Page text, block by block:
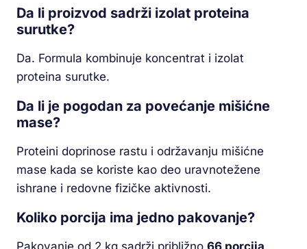
Da li proizvod sadrži izolat proteina
surutke?
Da. Formula kombinuje koncentrat i izolat
proteina surutke.
Da li je pogodan za povećanje mišićne
mase?
Proteini doprinose rastu i održavanju mišićne
mase kada se koriste kao deo uravnotežene
ishrane i redovne fizičke aktivnosti.
Koliko porcija ima jedno pakovanje?
Pakovanje od 2 kg sadrži približno 66 porcija